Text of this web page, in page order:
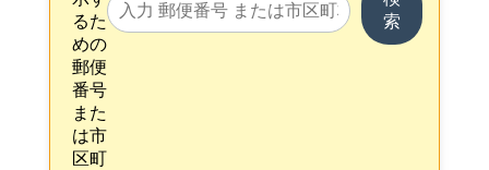
るた
めの
郵便
番号
また
は市
区町
索